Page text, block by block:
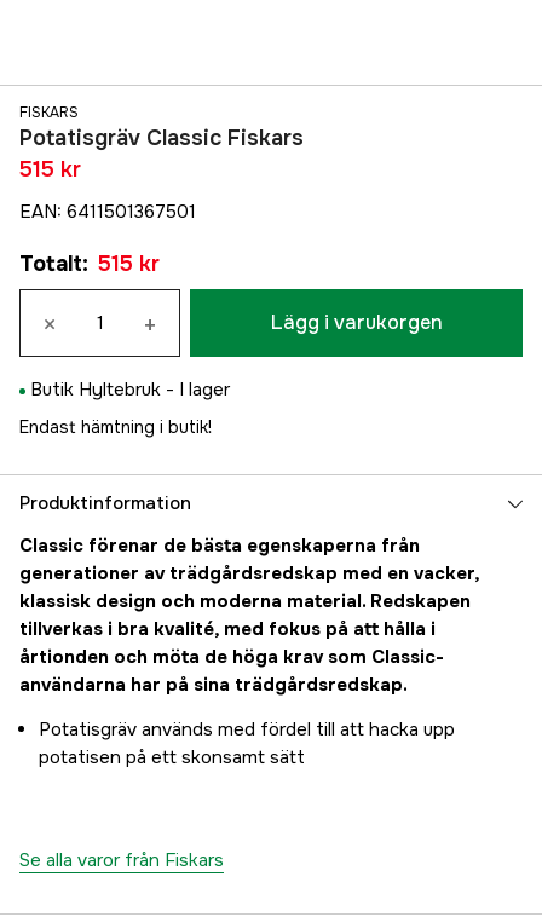
FISKARS
Potatisgräv Classic Fiskars
515 kr
EAN: 6411501367501
Totalt: 515 kr
× + Lägg i varukorgen
Butik Hyltebruk - I lager
Endast hämtning i butik!
Produktinformation
Classic förenar de bästa egenskaperna från
generationer av trädgårdsredskap med en vacker,
klassisk design och moderna material. Redskapen
tillverkas i bra kvalité, med fokus på att hålla i
årtionden och möta de höga krav som Classic-
användarna har på sina trädgårdsredskap.
Potatisgräv används med fördel till att hacka upp
potatisen på ett skonsamt sätt
Se alla varor från Fiskars